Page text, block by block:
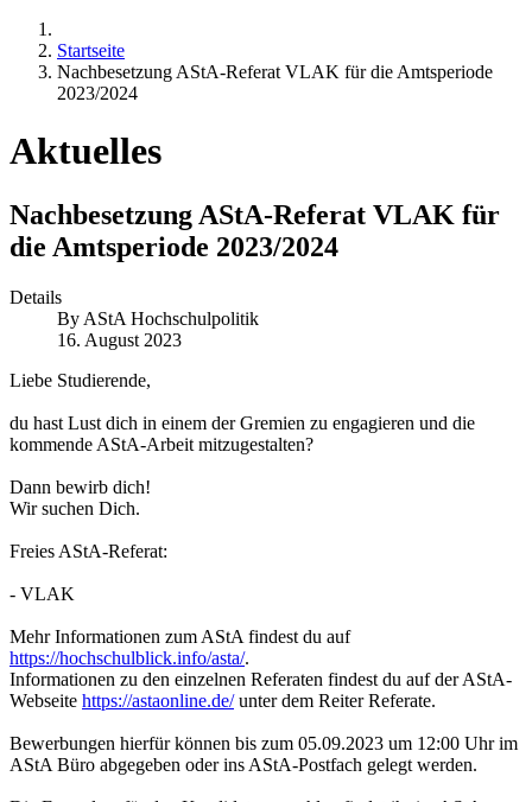
Startseite
Nachbesetzung AStA-Referat VLAK für die Amtsperiode
2023/2024
Aktuelles
Nachbesetzung AStA-Referat VLAK für
die Amtsperiode 2023/2024
Details
By AStA Hochschulpolitik
16. August 2023
Liebe Studierende,
du hast Lust dich in einem der Gremien zu engagieren und die
kommende AStA-Arbeit mitzugestalten?
Dann bewirb dich!
Wir suchen Dich.
Freies AStA-Referat:
- VLAK
Mehr Informationen zum AStA findest du auf
https://hochschulblick.info/asta/.
Informationen zu den einzelnen Referaten findest du auf der AStA-
Webseite https://astaonline.de/unter dem Reiter Referate.
Bewerbungen hierfür können bis zum 05.09.2023 um 12:00 Uhr im
AStA Büro abgegeben oder ins AStA-Postfach gelegt werden.